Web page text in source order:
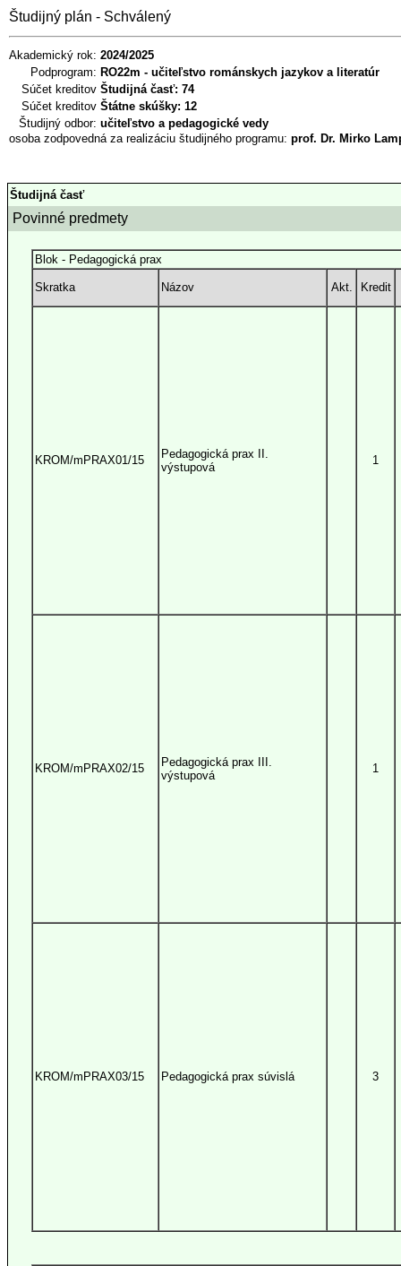
Študijný plán - Schválený
Akademický rok: 2024/2025
Podprogram: RO22m - učiteľstvo románskych jazykov a literatúr
Súčet kreditov Študijná časť: 74
Súčet kreditov Štátne skúšky: 12
Študijný odbor: učiteľstvo a pedagogické vedy
osoba zodpovedná za realizáciu študijného programu: prof. Dr. Mirko
Študijná časť
Povinné predmety
Blok - Pedagogická prax
Skratka Názov Akt. Kredit
KROM/mPRAX01/15
Pedagogická prax II.
výstupová
1
KROM/mPRAX02/15
Pedagogická prax III.
výstupová
1
KROM/mPRAX03/15 Pedagogická prax súvislá 3